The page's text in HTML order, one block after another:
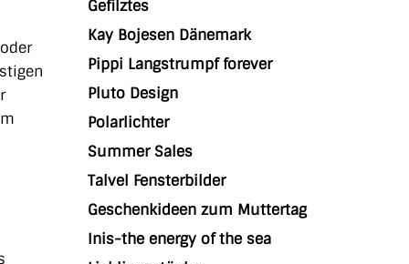
Gefilztes
Kay Bojesen Dänemark
Pippi Langstrumpf forever
Pluto Design
Polarlichter
Summer Sales
Talvel Fensterbilder
Geschenkideen zum Muttertag
Inis-the energy of the sea